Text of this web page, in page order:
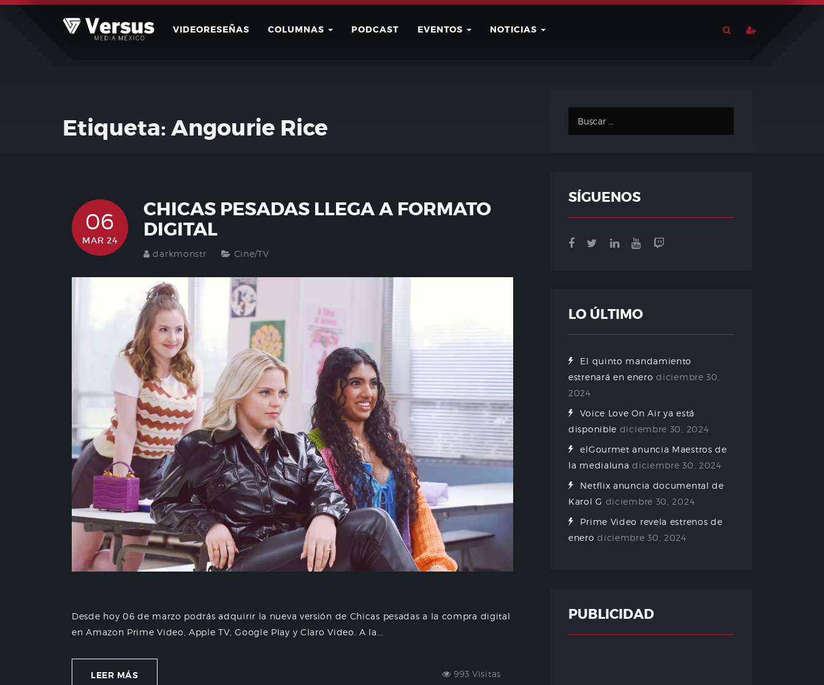
Skip
VIDEORESEÑAS COLUMNAS PODCAST EVENTOS NOTICIAS
Etiqueta:Angourie Rice
06
MAR 24
CHICAS PESADAS LLEGA A FORMATO
DIGITAL
darkmonstr Cine/TV
Desde hoy 06 de marzo podrás adquirir la nueva versión de Chicas pesadas a la compra digital
en Amazon Prime Video, Apple TV, Google Play y Claro Video. A la...
LEER MÁS 993 Visitas
SÍGUENOS
LO ÚLTIMO
El quinto mandamiento
estrenará en enero diciembre 30,
2024
Voice Love On Air ya está
disponible diciembre 30, 2024
elGourmet anuncia Maestros de
la medialuna diciembre 30, 2024
Netflix anuncia documental de
Karol G diciembre 30, 2024
Prime Video revela estrenos de
enero diciembre 30, 2024
PUBLICIDAD